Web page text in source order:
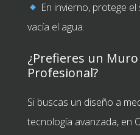
En invierno, protege
vacía el agua.
¿Prefieres un
Profesional?
Si buscas un diseño a
tecnología avanzada, en